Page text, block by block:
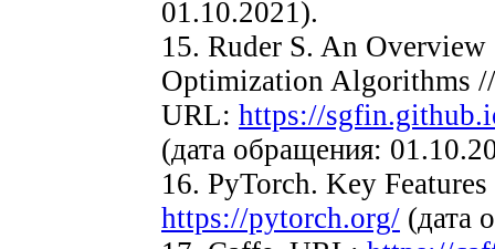
01.10.2021).
15. Ruder S. An
Optimization Algorithms
URL: https://
(дата обращения:
16. PyTorch. Key
https://pytorch.org/ (дата